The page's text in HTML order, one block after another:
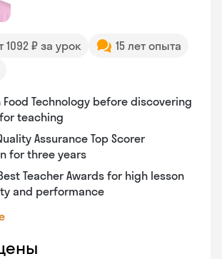
1092 ₽ за урок
15 лет опыта
Food Technology before discovering
teaching
Assurance Top Scorer
for three years
Teacher Awards for high lesson
and performance